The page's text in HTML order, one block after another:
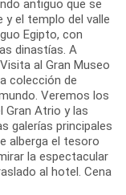
antiguo que se
y el templo del valle
Egipto, con
dinastías. A
al Gran Museo
colección de
Veremos los
Gran Atrio y las
galerías principales
alberga el tesoro
la espectacular
al hotel. Cena